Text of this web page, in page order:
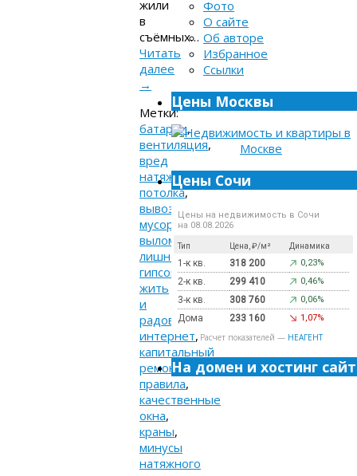
жили
в
съёмных…
Читать
далее
→
Метки:
батареи,
вентиляция,
вред
натяжного
потолка,
вывоз
мусора,
выломать
лишнее
гипсокартон,
жить
и
радоваться
интернет,
капитальный
ремонт
правила,
качественные
окна,
краны,
минусы
натяжного
Фото
О сайте
Об авторе
Избранное
Ссылки
Цены Москвы
Цены Сочи
Цены на недвижимость в Сочи
на 08.08.2026
Тип Цена, ₽/м² Динамика
1-к кв. 318 200 0,23%
2-к кв. 299 410 0,46%
3-к кв. 308 760 0,06%
Дома 233 160 1,07%
Расчет показателей — НЕАГЕНТ
На домен и хостинг